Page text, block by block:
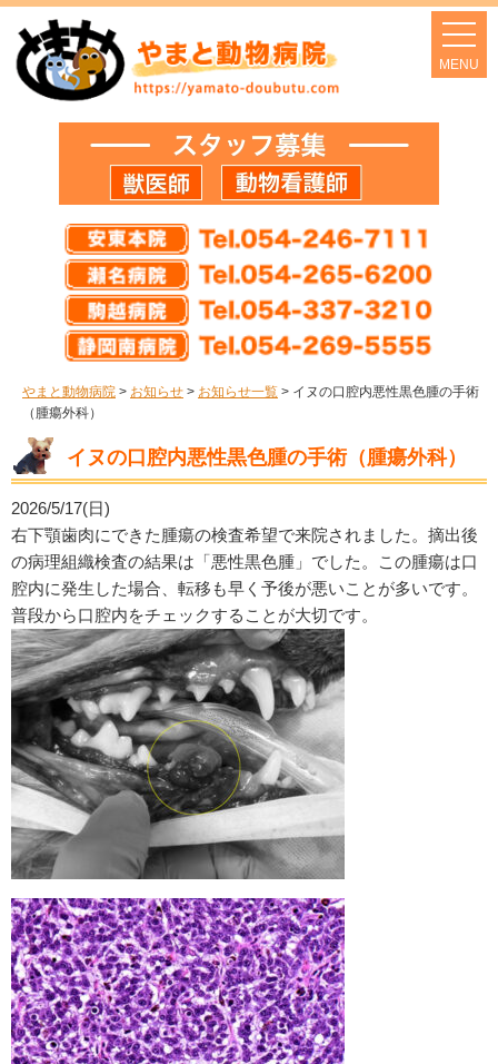
やまと動物病院 > お知らせ > お知らせ一覧 > イヌの口腔内悪性黒色腫の手術
（腫瘍外科）
イヌの口腔内悪性黒色腫の手術（腫瘍外科）
2026/5/17(日)
右下顎歯肉にできた腫瘍の検査希望で来院されました。摘出後
の病理組織検査の結果は「悪性黒色腫」でした。この腫瘍は口
腔内に発生した場合、転移も早く予後が悪いことが多いです。
普段から口腔内をチェックすることが大切です。